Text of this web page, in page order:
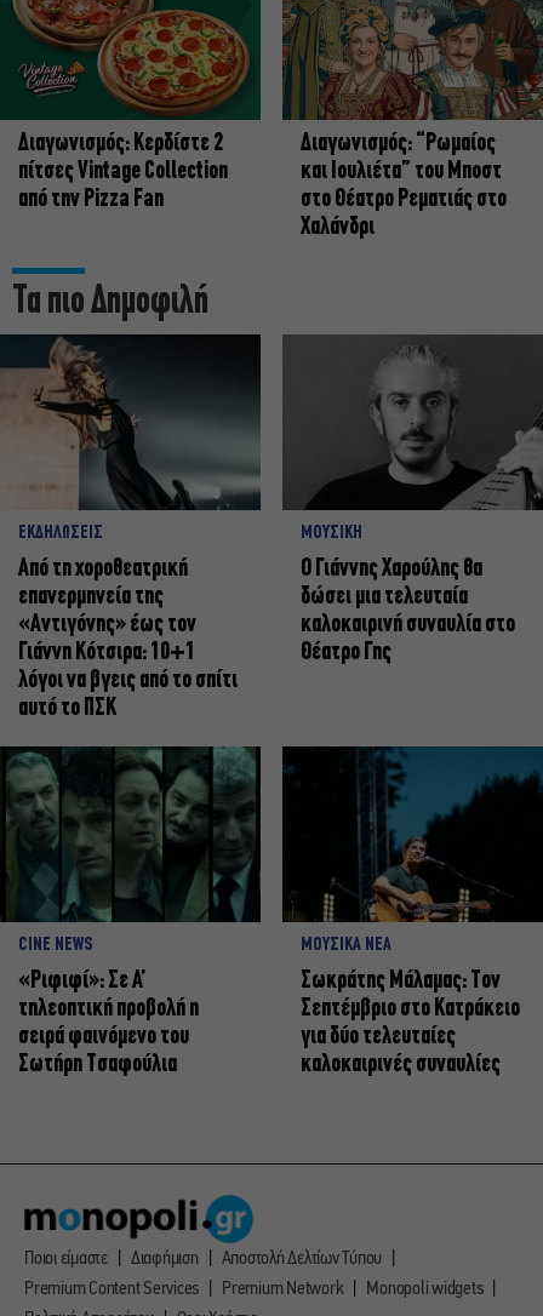
Διαγωνισμός: Κερδίστε 2
πίτσες Vintage Collection
από την Pizza Fan
Διαγωνισμός: “Ρωμαίος
και Ιουλιέτα” του Μποστ
στο Θέατρο Ρεματιάς στο
Χαλάνδρι
Τα πιο Δημοφιλή
ΕΚΔΗΛΩΣΕΙΣ
Από τη χοροθεατρική
επανερμηνεία της
«Αντιγόνης» έως τον
Γιάννη Κότσιρα: 10+1
λόγοι να βγεις από το σπίτι
αυτό το ΠΣΚ
ΜΟΥΣΙΚΗ
Ο Γιάννης Χαρούλης θα
δώσει μια τελευταία
καλοκαιρινή συναυλία στο
Θέατρο Γης
CINE NEWS
«Ριφιφί»: Σε Α’
τηλεοπτική προβολή η
σειρά φαινόμενο του
Σωτήρη Τσαφούλια
ΜΟΥΣΙΚΑ ΝΕΑ
Σωκράτης Μάλαμας: Τον
Σεπτέμβριο στο Κατράκειο
για δύο τελευταίες
καλοκαιρινές συναυλίες
Ποιοι είμαστε Διαφήμιση
Αποστολή Δελτίων Τύπου
Premium Content Services
Premium Network
Monopoli widgets